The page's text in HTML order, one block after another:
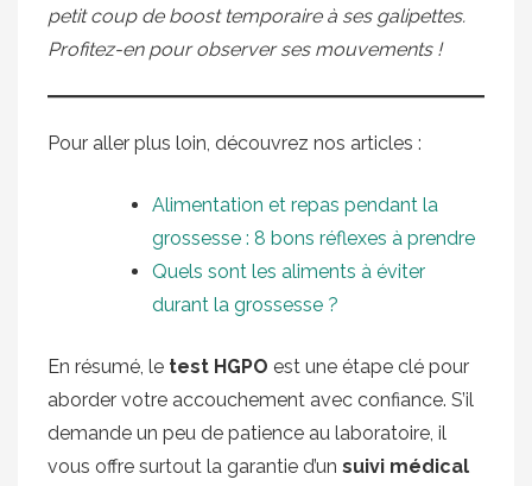
petit coup de boost temporaire à ses galipettes.
Profitez-en pour observer ses mouvements !
Pour aller plus loin, découvrez nos articles :
Alimentation et repas pendant la
grossesse : 8 bons réflexes à prendre
Quels sont les aliments à éviter
durant la grossesse ?
En résumé, le test HGPO est une étape clé pour
aborder votre accouchement avec confiance. S’il
demande un peu de patience au laboratoire, il
vous offre surtout la garantie d’un suivi médical